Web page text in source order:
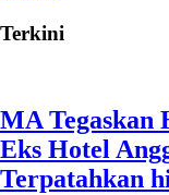
Terkini
MA Tegaskan
Eks Hotel
Terpatahkan